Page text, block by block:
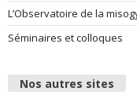
L’Observatoire de la
Séminaires et colloques
Nos autres sites